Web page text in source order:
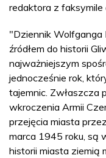
redaktora z faksymile
"Dziennik Wolfganga
źródłem do historii
najważniejszym
jednocześnie rok,
tajemnic. Zwłaszcza
wkroczenia Armii
przejęcia miasta
marca 1945 roku, są
historii miasta ziemią